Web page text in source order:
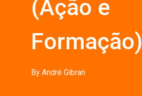
(Ação e
Formação)
By André Gibran